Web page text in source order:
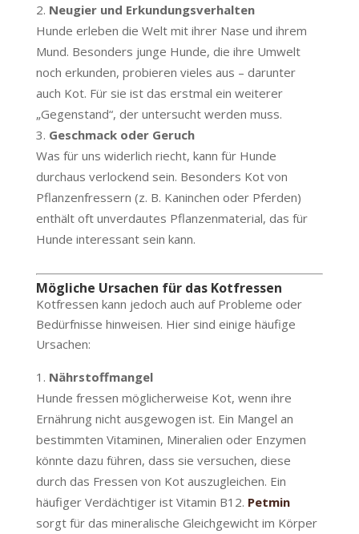
Neugier und Erkundungsverhalten
Hunde erleben die Welt mit ihrer Nase und ihrem
Mund. Besonders junge Hunde, die ihre Umwelt
noch erkunden, probieren vieles aus – darunter
auch Kot. Für sie ist das erstmal ein weiterer
„Gegenstand“, der untersucht werden muss.
Geschmack oder Geruch
Was für uns widerlich riecht, kann für Hunde
durchaus verlockend sein. Besonders Kot von
Pflanzenfressern (z. B. Kaninchen oder Pferden)
enthält oft unverdautes Pflanzenmaterial, das für
Hunde interessant sein kann.
Mögliche Ursachen für das Kotfressen
Kotfressen kann jedoch auch auf Probleme oder
Bedürfnisse hinweisen. Hier sind einige häufige
Ursachen:
Nährstoffmangel
Hunde fressen möglicherweise Kot, wenn ihre
Ernährung nicht ausgewogen ist. Ein Mangel an
bestimmten Vitaminen, Mineralien oder Enzymen
könnte dazu führen, dass sie versuchen, diese
durch das Fressen von Kot auszugleichen. Ein
häufiger Verdächtiger ist Vitamin B12. Petmin
sorgt für das mineralische Gleichgewicht im Körper